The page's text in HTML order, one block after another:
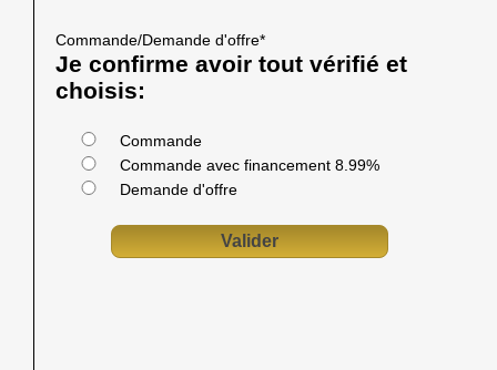
Commande/Demande d'offre*
Je confirme avoir tout vérifié et
choisis:
Commande
Commande avec financement 8.99%
Demande d'offre